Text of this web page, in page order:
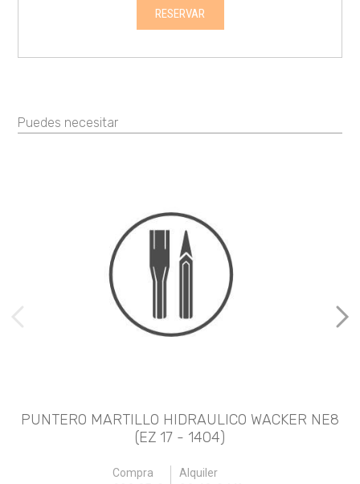
RESERVAR
Puedes necesitar
PUNTERO MARTILLO HIDRAULICO WACKER NE8
(EZ 17 - 1404)
Compra Alquiler
imágenes anteriores